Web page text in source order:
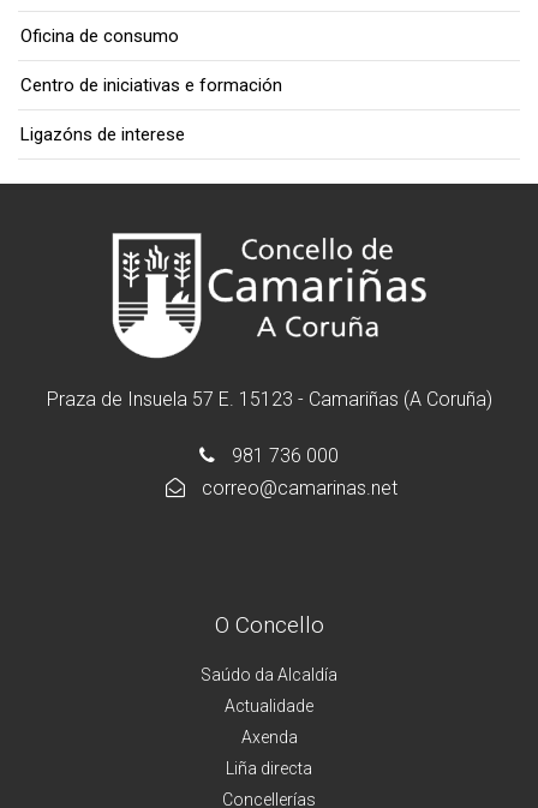
Oficina de consumo
Centro de iniciativas e formación
Ligazóns de interese
Praza de Insuela 57 E. 15123 - Camariñas (A Coruña)
981 736 000
correo@camarinas.net
O Concello
Saúdo da Alcaldía
Actualidade
Axenda
Liña directa
Concellerías